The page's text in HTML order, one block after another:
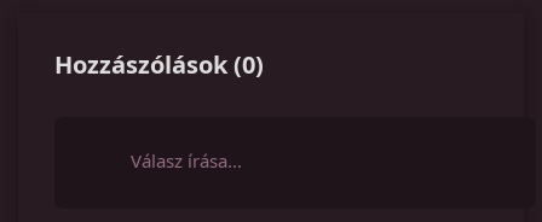
Hozzászólások(0)
Válasz írása…